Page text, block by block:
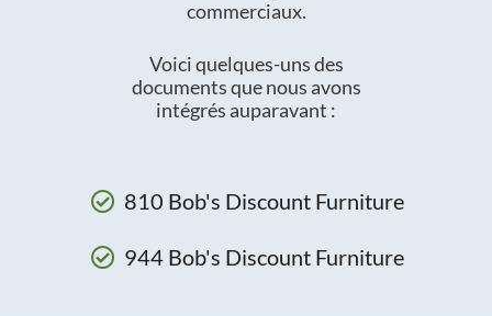
commerciaux.
Voici quelques-uns des
documents que nous avons
intégrés auparavant :
810 Bob's Discount Furniture
944 Bob's Discount Furniture